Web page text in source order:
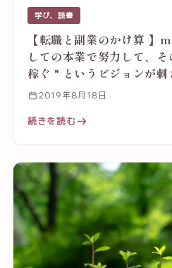
学び、読書
【転職と副業のかけ算
しての本業で努力して、
稼ぐ＂というビジョンが刺
2019年8月18日
続きを読む